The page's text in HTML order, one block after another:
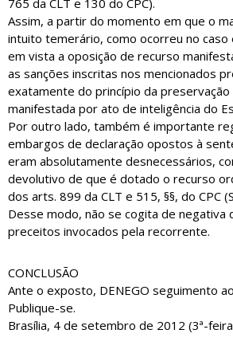
Assim, a partir do momento em que o
intuito temerário, como ocorreu no caso
em vista a oposição de recurso
as sanções inscritas nos mencionados
exatamente do princípio da preservação
manifestada por ato de inteligência do
Por outro lado, também é importante
embargos de declaração opostos à
eram absolutamente desnecessários,
devolutivo de que é dotado o recurso
dos arts. 899 da CLT e 515, §§, do CPC
Desse modo, não se cogita de negativa
preceitos invocados pela recorrente.
CONCLUSÃO
Ante o exposto, DENEGO seguimento
Publique-se.
Brasília, 4 de setembro de 2012 (3ª-